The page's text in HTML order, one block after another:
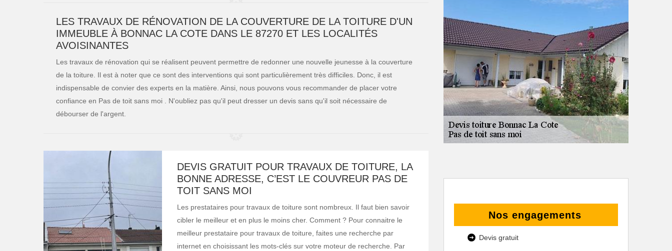
LES TRAVAUX DE RÉNOVATION DE LA COUVERTURE DE LA TOITURE D'UN
IMMEUBLE À BONNAC LA COTE DANS LE 87270 ET LES LOCALITÉS
AVOISINANTES
Les travaux de rénovation qui se réalisent peuvent permettre de redonner une nouvelle jeunesse à la couverture
de la toiture. Il est à noter que ce sont des interventions qui sont particulièrement très difficiles. Donc, il est
indispensable de convier des experts en la matière. Ainsi, nous pouvons vous recommander de placer votre
confiance en Pas de toit sans moi . N'oubliez pas qu'il peut dresser un devis sans qu'il soit nécessaire de
débourser de l'argent.
DEVIS GRATUIT POUR TRAVAUX DE TOITURE, LA
BONNE ADRESSE, C’EST LE COUVREUR PAS DE
TOIT SANS MOI
Les prestataires pour travaux de toiture sont nombreux. Il faut bien savoir
cibler le meilleur et en plus le moins cher. Comment ? Pour connaitre le
meilleur prestataire pour travaux de toiture, faites une recherche par
internet en choisissant les mots-clés sur votre moteur de recherche. Par
Nos engagements
Devis gratuit